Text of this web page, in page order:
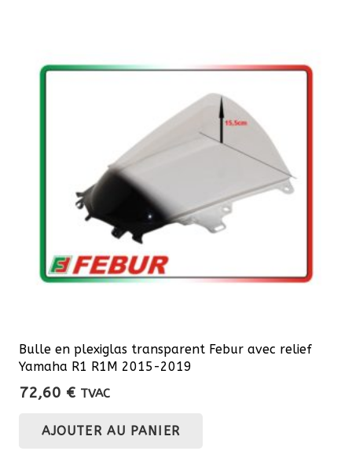
Bulle en plexiglas transparent Febur avec relief
Yamaha R1 R1M 2015-2019
72,60 € TVAC
AJOUTER AU PANIER